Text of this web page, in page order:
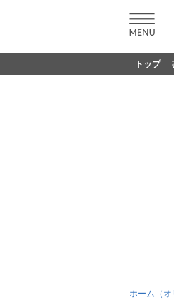
トップ
ホーム（オ